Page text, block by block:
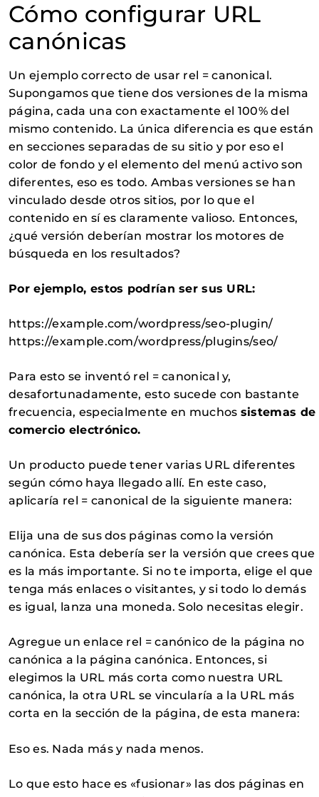
Cómo configurar URL
canónicas
Un ejemplo correcto de usar rel = canonical.
Supongamos que tiene dos versiones de la misma
página, cada una con exactamente el 100% del
mismo contenido. La única diferencia es que están
en secciones separadas de su sitio y por eso el
color de fondo y el elemento del menú activo son
diferentes, eso es todo. Ambas versiones se han
vinculado desde otros sitios, por lo que el
contenido en sí es claramente valioso. Entonces,
¿qué versión deberían mostrar los motores de
búsqueda en los resultados?
Por ejemplo, estos podrían ser sus URL:
https://example.com/wordpress/seo-plugin/
https://example.com/wordpress/plugins/seo/
Para esto se inventó rel = canonical y,
desafortunadamente, esto sucede con bastante
frecuencia, especialmente en muchos sistemas de
comercio electrónico.
Un producto puede tener varias URL diferentes
según cómo haya llegado allí. En este caso,
aplicaría rel = canonical de la siguiente manera:
Elija una de sus dos páginas como la versión
canónica. Esta debería ser la versión que crees que
es la más importante. Si no te importa, elige el que
tenga más enlaces o visitantes, y si todo lo demás
es igual, lanza una moneda. Solo necesitas elegir.
Agregue un enlace rel = canónico de la página no
canónica a la página canónica. Entonces, si
elegimos la URL más corta como nuestra URL
canónica, la otra URL se vincularía a la URL más
corta en la sección de la página, de esta manera:
Eso es. Nada más y nada menos.
Lo que esto hace es «fusionar» las dos páginas en